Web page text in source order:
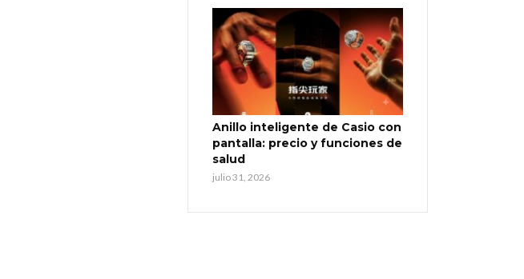
Anillo inteligente de Casio con
pantalla: precio y funciones de
salud
julio 31, 2026